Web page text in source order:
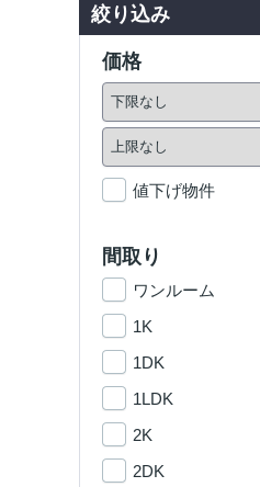
絞り込み
価格
値下げ物件
間取り
ワンルーム
1K
1DK
1LDK
2K
2DK